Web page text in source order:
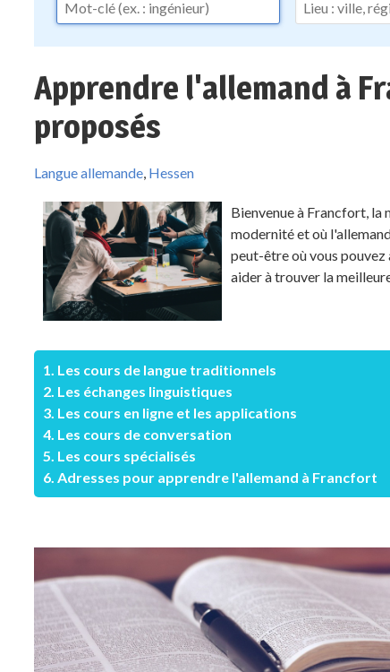
Apprendre l'allemand à
proposés
Langue allemande, Hessen
Bienvenue à Francfort, la
modernité et où
peut-être où vous pouvez
aider à trouver la
1. Les cours de langue traditionnels
2. Les échanges linguistiques
3. Les cours en ligne et les applications
4. Les cours de conversation
5. Les cours spécialisés
6. Adresses pour apprendre l'allemand à Francfort